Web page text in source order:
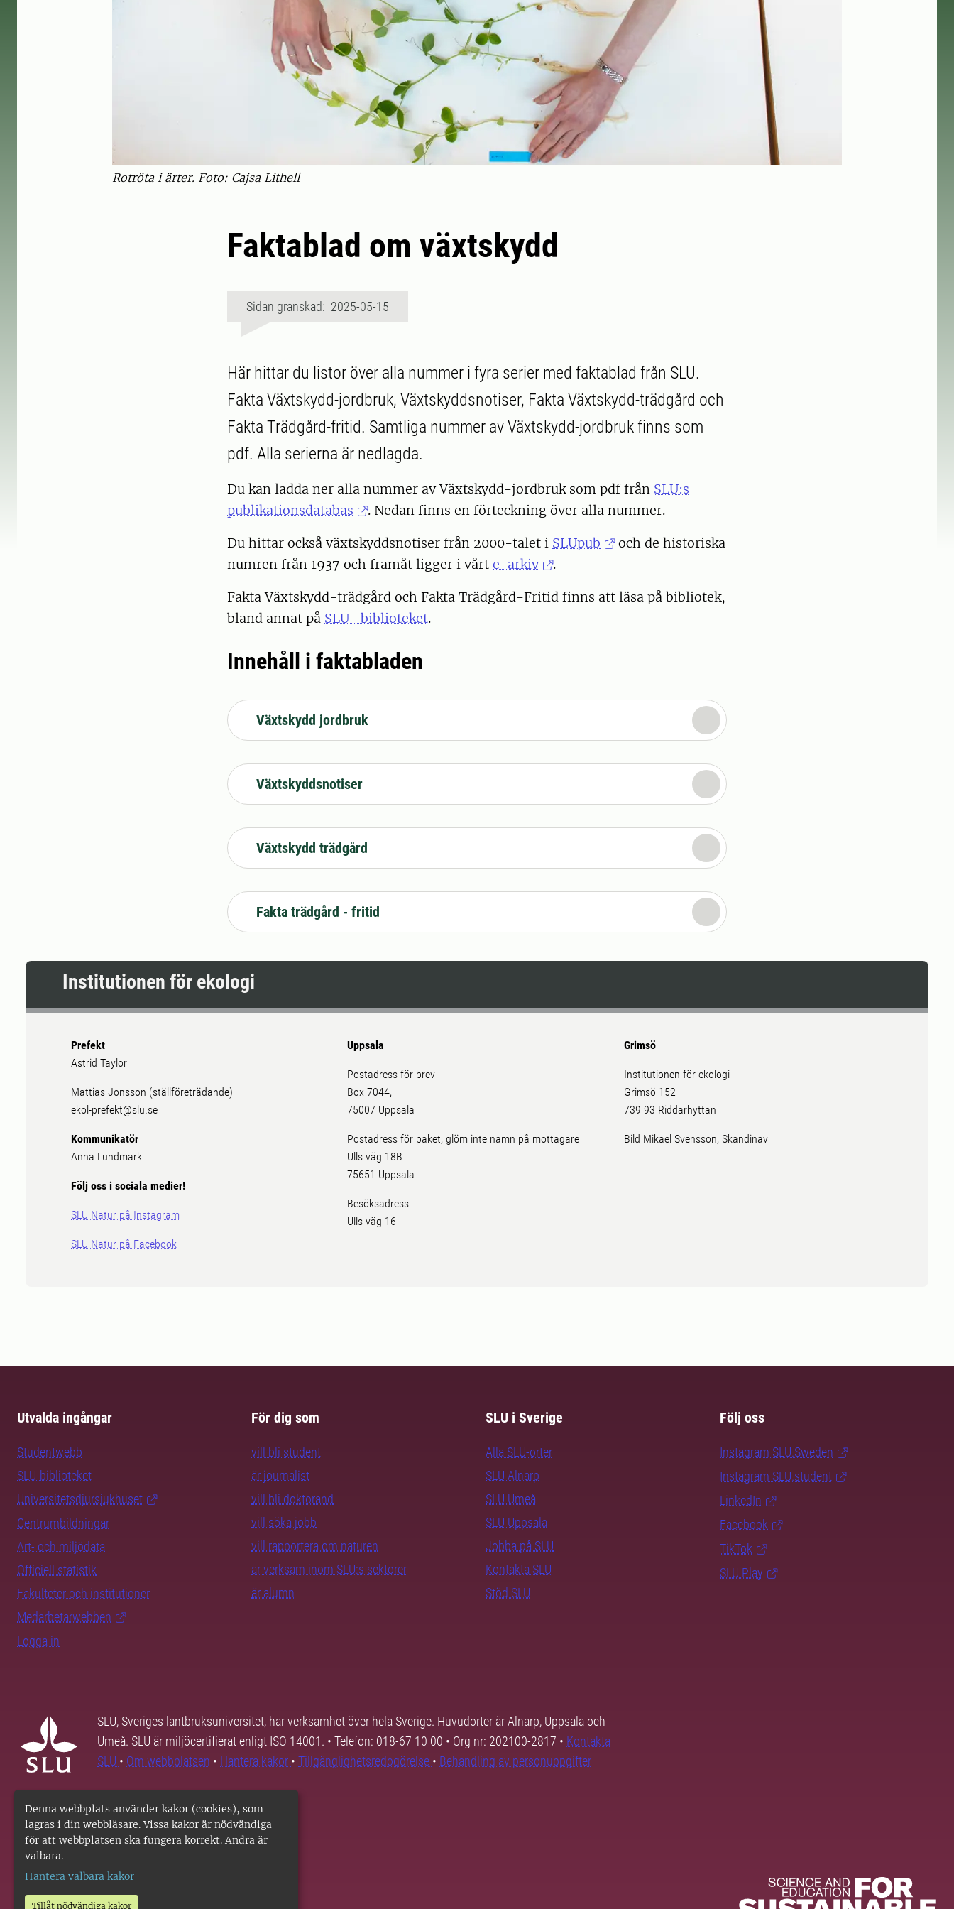
Denna webbplats använder kakor (cookies), som
lagras i din webbläsare. Vissa kakor är nödvändiga
för att webbplatsen ska fungera korrekt. Andra är
valbara.
Hantera valbara kakor
Tillåt nödvändiga kakor
Rotröta i ärter. Foto: Cajsa Lithell
Faktablad om växtskydd
Sidan granskad: 2025-05-15
Här hittar du listor över alla nummer i fyra serier med faktablad från SLU.
Fakta Växtskydd-jordbruk, Växtskyddsnotiser, Fakta Växtskydd-trädgård och
Fakta Trädgård-fritid. Samtliga nummer av Växtskydd-jordbruk finns som
pdf. Alla serierna är nedlagda.
Du kan ladda ner alla nummer av Växtskydd-jordbruk som pdf från SLU:s
publikationsdatabas
. Nedan finns en förteckning över alla nummer.
Du hittar också växtskyddsnotiser från 2000-talet i SLUpub
och de historiska
numren från 1937 och framåt ligger i vårt e-arkiv
.
Fakta Växtskydd-trädgård och Fakta Trädgård-Fritid finns att läsa på bibliotek,
bland annat på SLU- biblioteket.
Innehåll i faktabladen
Växtskydd jordbruk
Växtskyddsnotiser
Växtskydd trädgård
Fakta trädgård - fritid
Institutionen för ekologi
Prefekt
Astrid Taylor
Mattias Jonsson (ställföreträdande)
ekol-prefekt@slu.se
Kommunikatör
Anna Lundmark
Följ oss i sociala medier!
SLU Natur på Instagram
SLU Natur på Facebook
Uppsala
Postadress för brev
Box 7044,
75007 Uppsala
Postadress för paket, glöm inte namn på mottagare
Ulls väg 18B
75651 Uppsala
Besöksadress
Ulls väg 16
Grimsö
Institutionen för ekologi
Grimsö 152
739 93 Riddarhyttan
Bild Mikael Svensson, Skandinav
Utvalda ingångar
Studentwebb
SLU-biblioteket
Universitetsdjursjukhuset
Centrumbildningar
Art- och miljödata
Officiell statistik
Fakulteter och institutioner
Medarbetarwebben
Logga in
För dig som
vill bli student
är journalist
vill bli doktorand
vill söka jobb
vill rapportera om naturen
är verksam inom SLU:s sektorer
är alumn
SLU i Sverige
Alla SLU-orter
SLU Alnarp
SLU Umeå
SLU Uppsala
Jobba på SLU
Kontakta SLU
Stöd SLU
Följ oss
Instagram SLU.Sweden
Instagram SLU.student
LinkedIn
Facebook
TikTok
SLU Play
SLU, Sveriges lantbruksuniversitet, har verksamhet över hela Sverige. Huvudorter är Alnarp, Uppsala och
Umeå. SLU är miljöcertifierat enligt ISO 14001. • Telefon: 018-67 10 00 • Org nr: 202100-2817 • Kontakta
SLU • Om webbplatsen • Hantera kakor • Tillgänglighetsredogörelse • Behandling av personuppgifter